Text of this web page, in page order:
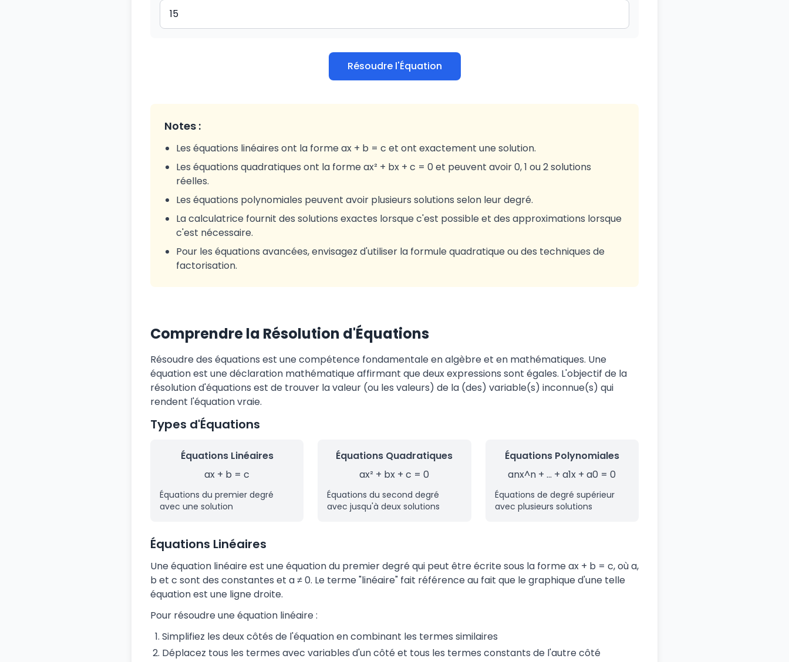
Résoudre l'Équation
Notes :
Les équations linéaires ont la forme ax + b = c et ont exactement une solution.
Les équations quadratiques ont la forme ax² + bx + c = 0 et peuvent avoir 0, 1 ou 2 solutions
réelles.
Les équations polynomiales peuvent avoir plusieurs solutions selon leur degré.
La calculatrice fournit des solutions exactes lorsque c'est possible et des approximations lorsque
c'est nécessaire.
Pour les équations avancées, envisagez d'utiliser la formule quadratique ou des techniques de
factorisation.
Comprendre la Résolution d'Équations
Résoudre des équations est une compétence fondamentale en algèbre et en mathématiques. Une
équation est une déclaration mathématique affirmant que deux expressions sont égales. L'objectif de la
résolution d'équations est de trouver la valeur (ou les valeurs) de la (des) variable(s) inconnue(s) qui
rendent l'équation vraie.
Types d'Équations
Équations Linéaires
ax + b = c
Équations du premier degré
avec une solution
Équations Quadratiques
ax² + bx + c = 0
Équations du second degré
avec jusqu'à deux solutions
Équations Polynomiales
anx^n + ... + a1x + a0 = 0
Équations de degré supérieur
avec plusieurs solutions
Équations Linéaires
Une équation linéaire est une équation du premier degré qui peut être écrite sous la forme ax + b = c, où a,
b et c sont des constantes et a ≠ 0. Le terme "linéaire" fait référence au fait que le graphique d'une telle
équation est une ligne droite.
Pour résoudre une équation linéaire :
Simplifiez les deux côtés de l'équation en combinant les termes similaires
Déplacez tous les termes avec variables d'un côté et tous les termes constants de l'autre côté